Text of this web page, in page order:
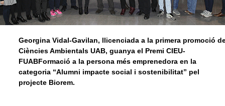
Georgina Vidal-Gavilan, llicenciada a la primera promoció
Ciències Ambientals UAB, guanya el Premi CIEU-
FUABFormació a la persona més emprenedora en la
categoria “Alumni impacte social i sostenibilitat” pel
projecte Biorem.